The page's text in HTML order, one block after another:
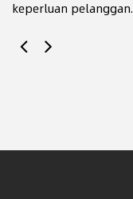
keperluan pelanggan.